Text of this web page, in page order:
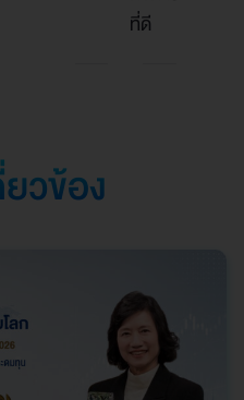
ที่ดี
วข้อง